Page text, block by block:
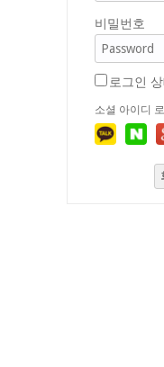
비밀번호
로그인
소셜 아이디